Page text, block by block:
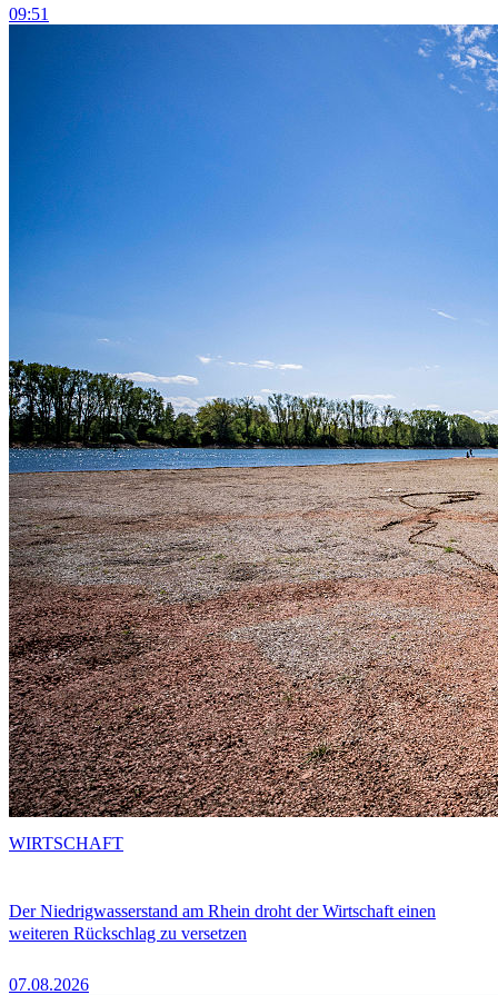
09:51
Der Niedrigwasserstand am Rhein droht der Wirtschaft einen
weiteren Rückschlag zu versetzen
07.08.2026
WIRTSCHAFT